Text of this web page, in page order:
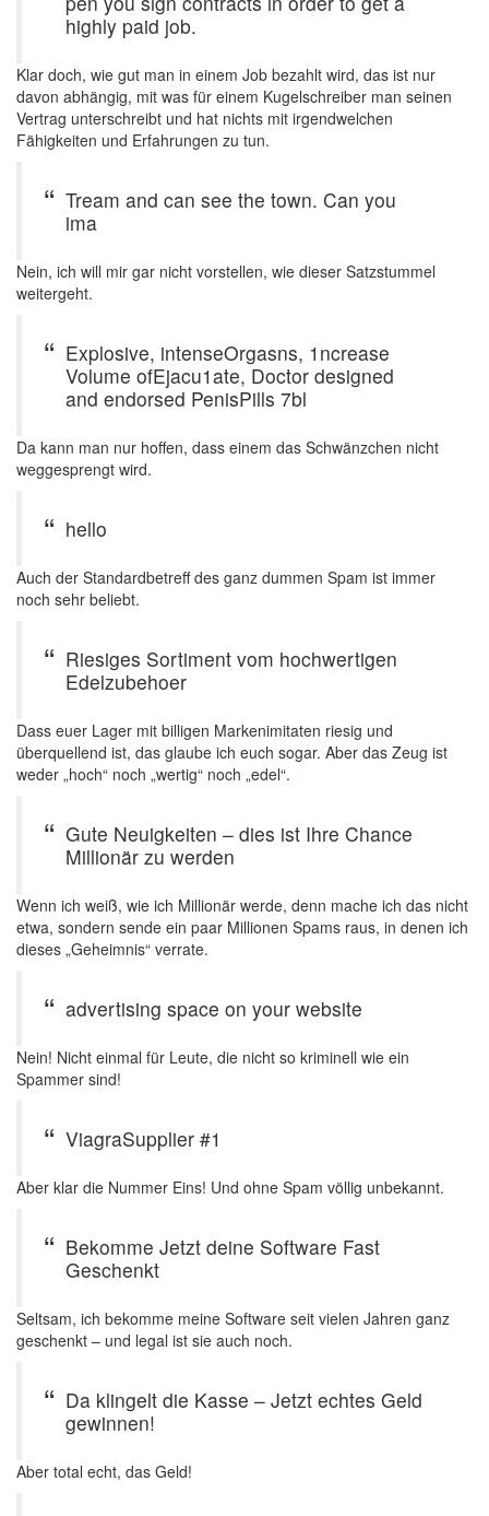
highly paid job.
Klar doch, wie gut man in einem Job bezahlt wird, das ist nur
davon abhängig, mit was für einem Kugelschreiber man seinen
Vertrag unterschreibt und hat nichts mit irgendwelchen
Fähigkeiten und Erfahrungen zu tun.
Tream and can see the town. Can you
ima
Nein, ich will mir gar nicht vorstellen, wie dieser Satzstummel
weitergeht.
Explosive, intenseOrgasns, 1ncrease
Volume ofEjacu1ate, Doctor designed
and endorsed PenisPills 7bl
Da kann man nur hoffen, dass einem das Schwänzchen nicht
weggesprengt wird.
hello
Auch der Standardbetreff des ganz dummen Spam ist immer
noch sehr beliebt.
Riesiges Sortiment vom hochwertigen
Edelzubehoer
Dass euer Lager mit billigen Markenimitaten riesig und
überquellend ist, das glaube ich euch sogar. Aber das Zeug ist
weder „hoch“ noch „wertig“ noch „edel“.
Gute Neuigkeiten – dies ist Ihre Chance
Millionär zu werden
Wenn ich weiß, wie ich Millionär werde, denn mache ich das nicht
etwa, sondern sende ein paar Millionen Spams raus, in denen ich
dieses „Geheimnis“ verrate.
advertising space on your website
Nein! Nicht einmal für Leute, die nicht so kriminell wie ein
Spammer sind!
ViagraSupplier #1
Aber klar die Nummer Eins! Und ohne Spam völlig unbekannt.
Bekomme Jetzt deine Software Fast
Geschenkt
Seltsam, ich bekomme meine Software seit vielen Jahren ganz
geschenkt – und legal ist sie auch noch.
Da klingelt die Kasse – Jetzt echtes Geld
gewinnen!
Aber total echt, das Geld!